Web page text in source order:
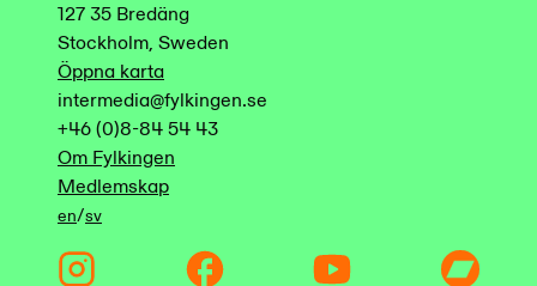
127 35 Bredäng
Stockholm, Sweden
Öppna karta
intermedia@fylkingen.se
+46 (0)8-84 54 43
Om Fylkingen
Medlemskap
en/sv